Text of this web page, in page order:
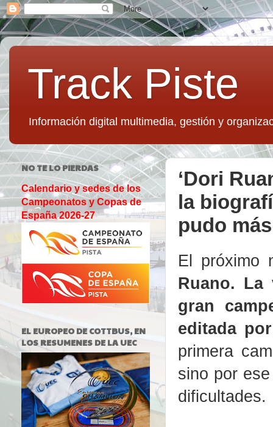
Track Piste
Información digital multimedia, gestión y
‘Dori
la
pudo
El próximo
Ruano. La
gran
editada
primera
sino por
dificultades.
NO TE LO PIERDAS
Calendario y sedes de los
Campeonatos y Copas de
España 2026-27
EL EUROPEO DE COTTBUS, EN
LOS RESUMENES DE LA UEC